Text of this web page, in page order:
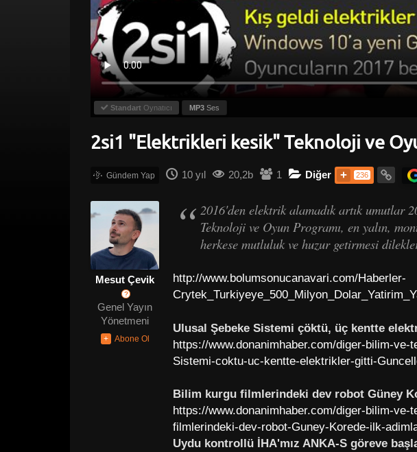
Standart Oynatıcı MP3 Ses
2si1 "Elektrikleri kesik" Teknoloji ve
10 yıl 20,2b 1 Diğer 236
Mesut Çevik
?
Genel Yayın
Yönetmeni
2016'den elektrik alamadık artık umutlar
Teknoloji ve Oyun Programı, en yalın,
herkese mutluluk ve huzur getirmesi
http://www.bolumsonucanavari.com/Haberler-
Ulusal Şebeke Sistemi çöktü, üç kentte
https://www.donanimhaber.com/diger-bilim-ve-
Sistemi-coktu-uc-kentte-elektrikler-gitti-
Bilim kurgu filmlerindeki dev robot Güney
https://www.donanimhaber.com/diger-bilim-ve-
filmlerindeki-dev-robot-Guney-Korede-ilk-
Uydu kontrollü İHA'mız ANKA-S göreve